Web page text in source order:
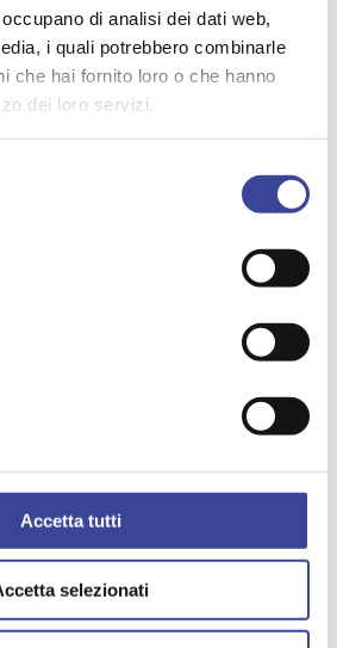
di analisi dei dati web,
i quali potrebbero combinarle
che hai fornito loro o che hanno
dei loro servizi.
Accetta tutti
selezionati
- il 10 settembre
CCNL Comparto
2025-2027”
e di welfare
e territorio”